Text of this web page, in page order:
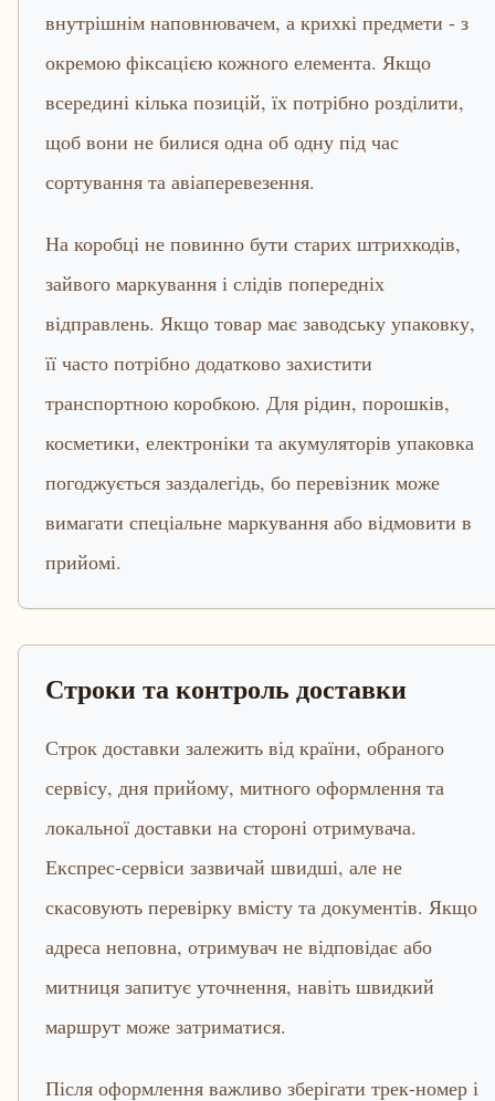
внутрішнім наповнювачем, а крихкі предмети - з
окремою фіксацією кожного елемента. Якщо
всередині кілька позицій, їх потрібно розділити,
щоб вони не билися одна об одну під час
сортування та авіаперевезення.
На коробці не повинно бути старих штрихкодів,
зайвого маркування і слідів попередніх
відправлень. Якщо товар має заводську упаковку,
її часто потрібно додатково захистити
транспортною коробкою. Для рідин, порошків,
косметики, електроніки та акумуляторів упаковка
погоджується заздалегідь, бо перевізник може
вимагати спеціальне маркування або відмовити в
прийомі.
Строки та контроль доставки
Строк доставки залежить від країни, обраного
сервісу, дня прийому, митного оформлення та
локальної доставки на стороні отримувача.
Експрес-сервіси зазвичай швидші, але не
скасовують перевірку вмісту та документів. Якщо
адреса неповна, отримувач не відповідає або
митниця запитує уточнення, навіть швидкий
маршрут може затриматися.
Після оформлення важливо зберігати трек-номер і